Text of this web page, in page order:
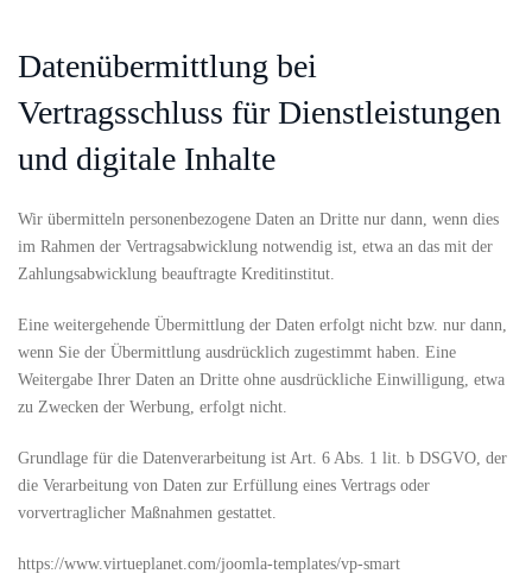
Datenübermittlung bei
Vertragsschluss für Dienstleistungen
und digitale Inhalte
Wir übermitteln personenbezogene Daten an Dritte nur dann, wenn dies
im Rahmen der Vertragsabwicklung notwendig ist, etwa an das mit der
Zahlungsabwicklung beauftragte Kreditinstitut.
Eine weitergehende Übermittlung der Daten erfolgt nicht bzw. nur dann,
wenn Sie der Übermittlung ausdrücklich zugestimmt haben. Eine
Weitergabe Ihrer Daten an Dritte ohne ausdrückliche Einwilligung, etwa
zu Zwecken der Werbung, erfolgt nicht.
Grundlage für die Datenverarbeitung ist Art. 6 Abs. 1 lit. b DSGVO, der
die Verarbeitung von Daten zur Erfüllung eines Vertrags oder
vorvertraglicher Maßnahmen gestattet.
https://www.virtueplanet.com/joomla-templates/vp-smart